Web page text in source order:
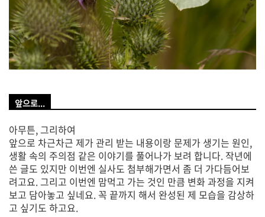
앞으로...
아무튼, 그리하여
앞으로 차근차근 제가 관리 받는 내용이랑 문제가 생기는 원인,
생활 속의 주의점 같은 이야기를 풀어나가 보려 합니다. 작년에
쓴 글도 있지만 이번엔 실사도 첨부해가면서 좀 더 가다듬어보
려고요. 그리고 이번엔 맘먹고 가는 것인 만큼 변화 과정을 지켜
보고 담아놓고 싶네요. 꼭 끝까지 해서 완성된 제 모습을 감상하
고 싶기도 하고요.